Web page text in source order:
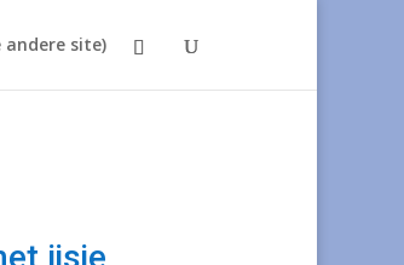
andere site)